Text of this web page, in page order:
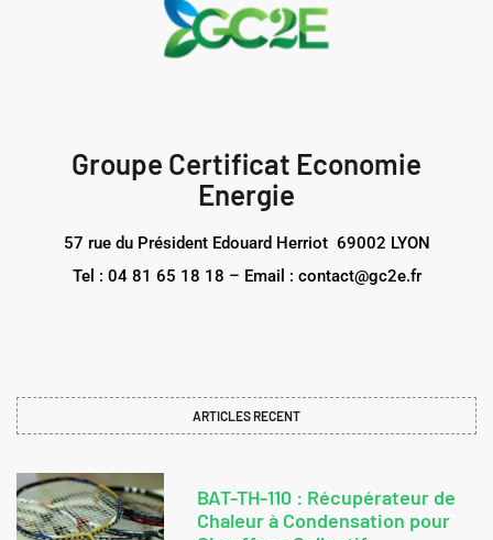
Groupe Certificat Economie
Energie
57 rue du Président Edouard Herriot 69002 LYON
Tel : 04 81 65 18 18 – Email : contact@gc2e.fr
ARTICLES RECENT
BAT-TH-110 : Récupérateur de
Chaleur à Condensation pour